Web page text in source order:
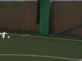
。